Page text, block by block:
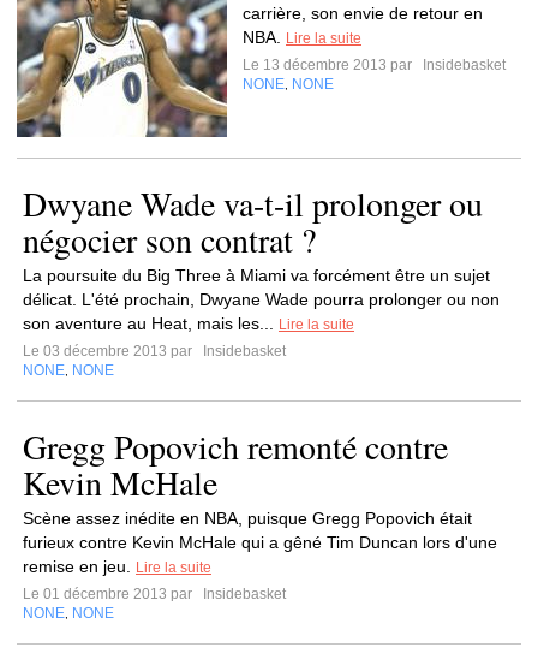
carrière, son envie de retour en
NBA.
Lire la suite
Le 13 décembre 2013 par
Insidebasket
NONE NONE
Dwyane Wade va-t-il prolonger ou
négocier son contrat ?
La poursuite du Big Three à Miami va forcément être un sujet
délicat. L'été prochain, Dwyane Wade pourra prolonger ou non
son aventure au Heat, mais les...
Lire la suite
Le 03 décembre 2013 par
Insidebasket
NONE NONE
Gregg Popovich remonté contre
Kevin McHale
Scène assez inédite en NBA, puisque Gregg Popovich était
furieux contre Kevin McHale qui a gêné Tim Duncan lors d'une
remise en jeu.
Lire la suite
Le 01 décembre 2013 par
Insidebasket
NONE NONE